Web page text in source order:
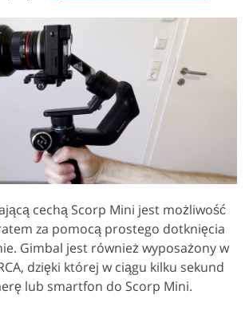
cechą Scorp Mini jest możliwość
za pomocą prostego dotknięcia
Gimbal jest również wyposażony w
dzięki której w ciągu kilku sekund
lub smartfon do Scorp Mini.